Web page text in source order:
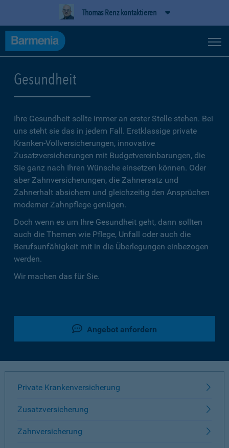
Thomas Renz kontaktieren
Gesundheit
Ihre Gesundheit sollte immer an erster Stelle stehen. Bei
uns steht sie das in jedem Fall. Erstklassige private
Kranken-Vollversicherungen, innovative
Zusatzversicherungen mit Budgetvereinbarungen, die
Sie ganz nach Ihren Wünsche einsetzen können. Oder
aber Zahnversicherungen, die Zahnersatz und
Zahnerhalt absichern und gleichzeitig den Ansprüchen
moderner Zahnpflege genügen.
Doch wenn es um Ihre Gesundheit geht, dann sollten
auch die Themen wie Pflege, Unfall oder auch die
Berufsunfähigkeit mit in die Überlegungen einbezogen
werden.
Wir machen das für Sie.
Angebot anfordern
Private Krankenversicherung
Zusatzversicherung
Zahnversicherung